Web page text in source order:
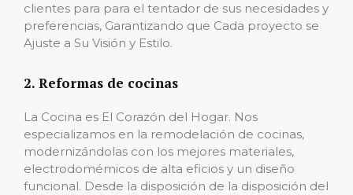
clientes para para el tentador de sus necesidades y
preferencias, Garantizando que Cada proyecto se
Ajuste a Su Visión y Estilo.
2. Reformas de cocinas
La Cocina es El Corazón del Hogar. Nos
especializamos en la remodelación de cocinas,
modernizándolas con los mejores materiales,
electrodomémicos de alta eficios y un diseño
funcional. Desde la disposición de la disposición del